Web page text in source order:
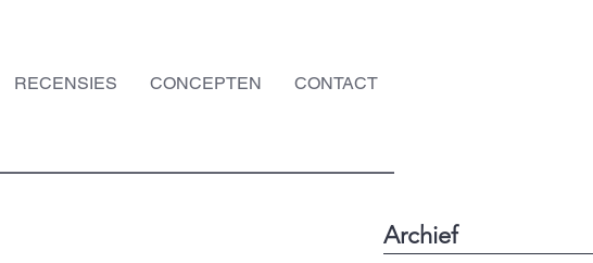
RECENSIES CONCEPTEN CONTACT
Archief